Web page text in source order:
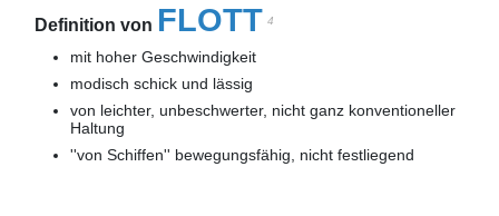
Definition von FLOTT 4
mit hoher Geschwindigkeit
modisch schick und lässig
von leichter, unbeschwerter, nicht ganz konventioneller
Haltung
''von Schiffen'' bewegungsfähig, nicht festliegend